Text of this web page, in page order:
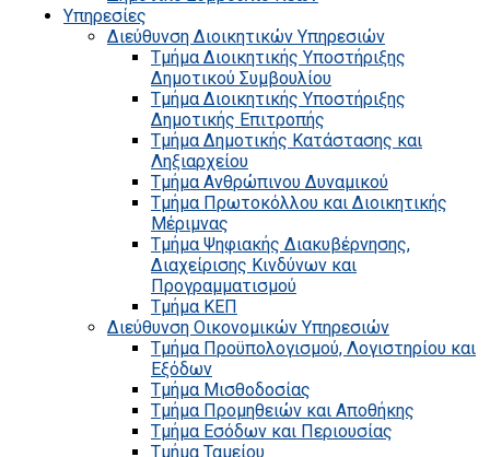
Υπηρεσίες
Διεύθυνση Διοικητικών Υπηρεσιών
Τμήμα Διοικητικής Υποστήριξης
Δημοτικού Συμβουλίου
Τμήμα Διοικητικής Υποστήριξης
Δημοτικής Επιτροπής
Τμήμα Δημοτικής Κατάστασης και
Ληξιαρχείου
Τμήμα Ανθρώπινου Δυναμικού
Τμήμα Πρωτοκόλλου και Διοικητικής
Μέριμνας
Τμήμα Ψηφιακής Διακυβέρνησης,
Διαχείρισης Κινδύνων και
Προγραμματισμού
Τμήμα ΚΕΠ
Διεύθυνση Οικονομικών Υπηρεσιών
Τμήμα Προϋπολογισμού, Λογιστηρίου και
Εξόδων
Τμήμα Μισθοδοσίας
Τμήμα Προμηθειών και Αποθήκης
Τμήμα Εσόδων και Περιουσίας
Τμήμα Ταμείου